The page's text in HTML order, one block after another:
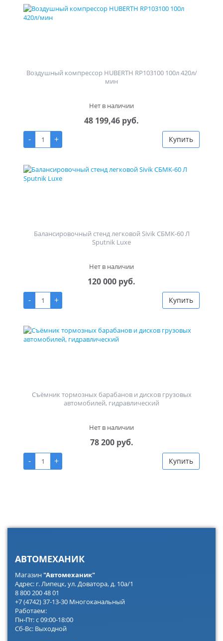
Воздушный компрессор HUBERTH RP103100 100л 420л/
мин
Нет в наличии
48 199,46 руб.
-
+ Купить
Балансировочный стенд легковой Sivik СБМК-60 Л
Sputnik Luxe
Нет в наличии
120 000 руб.
-
+ Купить
Съёмник тормозных барабанов и дисков грузовых
автомобилей, гидравлический
Нет в наличии
78 200 руб.
-
+ Купить
АВТОМЕХАНИК
Магазин"Автомеханик"
Адрес: г. Липецк, ул. Доватора, д. 10а/1
8 800 200 48 01
+7 (4742) 37-13-30 Многоканальный
Работаем:
Пн-Пт: с 09:00-18:00
Сб-Вс: Выходной